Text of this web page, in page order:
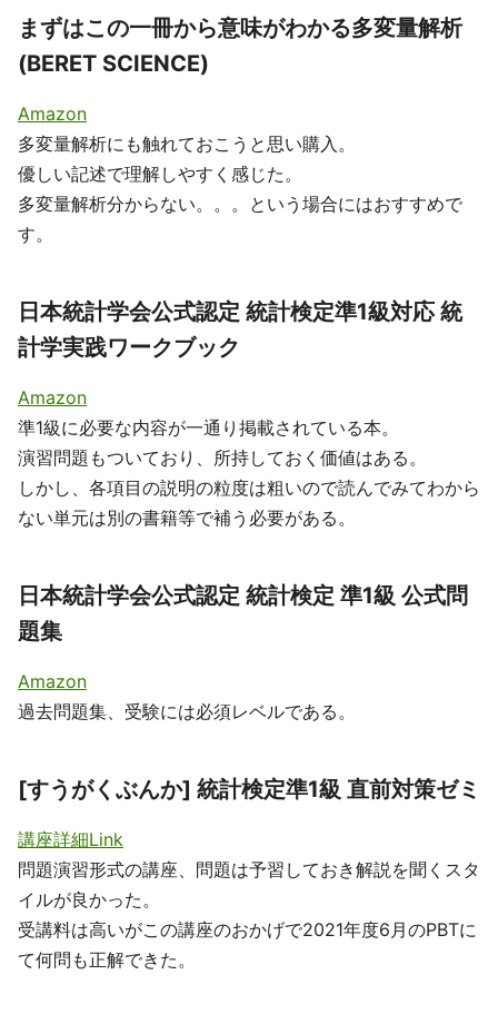
まずはこの一冊から意味がわかる多変量解析
(BERET SCIENCE)
Amazon
多変量解析にも触れておこうと思い購入。
優しい記述で理解しやすく感じた。
多変量解析分からない。。。という場合にはおすすめで
す。
日本統計学会公式認定 統計検定準1級対応 統
計学実践ワークブック
Amazon
準1級に必要な内容が一通り掲載されている本。
演習問題もついており、所持しておく価値はある。
しかし、各項目の説明の粒度は粗いので読んでみてわから
ない単元は別の書籍等で補う必要がある。
日本統計学会公式認定 統計検定 準1級 公式問
題集
Amazon
過去問題集、受験には必須レベルである。
[すうがくぶんか] 統計検定準1級 直前対策ゼミ
講座詳細Link
問題演習形式の講座、問題は予習しておき解説を聞くスタ
イルが良かった。
受講料は高いがこの講座のおかげで2021年度6月のPBTに
て何問も正解できた。